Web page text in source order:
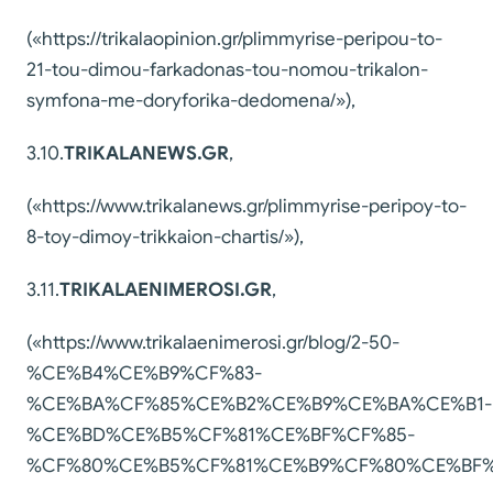
(«https://trikalaopinion.gr/plimmyrise-peripou-to-
21-tou-dimou-farkadonas-tou-nomou-trikalon-
symfona-me-doryforika-dedomena/»),
3.10.TRIKALANEWS.GR,
(«https://www.trikalanews.gr/plimmyrise-peripoy-to-
8-toy-dimoy-trikkaion-chartis/»),
3.11.TRIKALAENIMEROSI.GR,
(«https://www.trikalaenimerosi.gr/blog/2-50-
%CE%B4%CE%B9%CF%83-
%CE%BA%CF%85%CE%B2%CE%B9%CE%BA%CE%B1-
%CE%BD%CE%B5%CF%81%CE%BF%CF%85-